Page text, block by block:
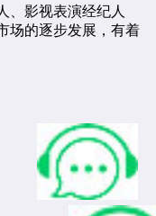
、影视表演经纪人
场的逐步发展，有着